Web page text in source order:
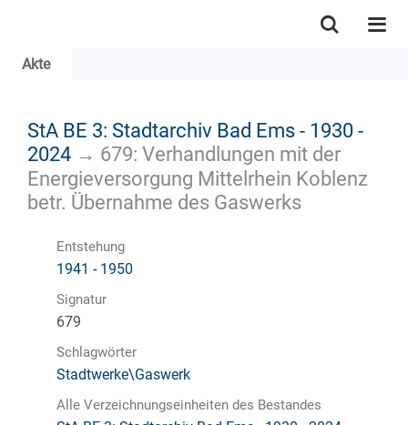
Akte
StA BE 3: Stadtarchiv Bad Ems - 1930 -
2024 → 679: Verhandlungen mit der
Energieversorgung Mittelrhein Koblenz
betr. Übernahme des Gaswerks
Entstehung
1941 - 1950
Signatur
679
Schlagwörter
Stadtwerke\Gaswerk
Alle Verzeichnungseinheiten des Bestandes